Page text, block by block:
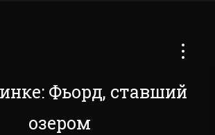
Фьорд, ставший
озером